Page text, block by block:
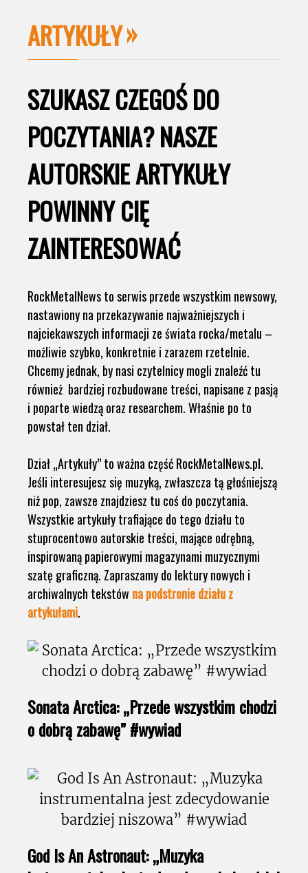
ARTYKUŁY
SZUKASZ CZEGOŚ DO
POCZYTANIA? NASZE
AUTORSKIE ARTYKUŁY
POWINNY CIĘ
ZAINTERESOWAĆ
RockMetalNews to serwis przede wszystkim newsowy,
nastawiony na przekazywanie najważniejszych i
najciekawszych informacji ze świata rocka/metalu –
możliwie szybko, konkretnie i zarazem rzetelnie.
Chcemy jednak, by nasi czytelnicy mogli znaleźć tu
również bardziej rozbudowane treści, napisane z pasją
i poparte wiedzą oraz researchem. Właśnie po to
powstał ten dział.
Dział „Artykuły” to ważna część RockMetalNews.pl.
Jeśli interesujesz się muzyką, zwłaszcza tą głośniejszą
niż pop, zawsze znajdziesz tu coś do poczytania.
Wszystkie artykuły trafiające do tego działu to
stuprocentowo autorskie treści, mające odrębną,
inspirowaną papierowymi magazynami muzycznymi
szatę graficzną. Zapraszamy do lektury nowych i
archiwalnych tekstów na podstronie działu z
artykułami.
Sonata Arctica: „Przede wszystkim chodzi
o dobrą zabawę” #wywiad
God Is An Astronaut: „Muzyka